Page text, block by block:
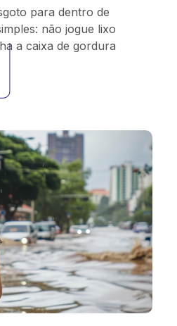
para dentro de
não jogue lixo
a caixa de gordura